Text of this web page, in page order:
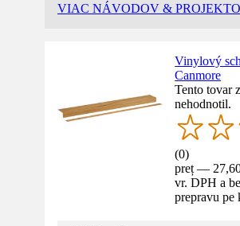
VIAC NÁVODOV &
Vinylový
Canmore
Tento tovar
nehodnotil.
(0)
preț —
vr. DPH a
prepravu pe